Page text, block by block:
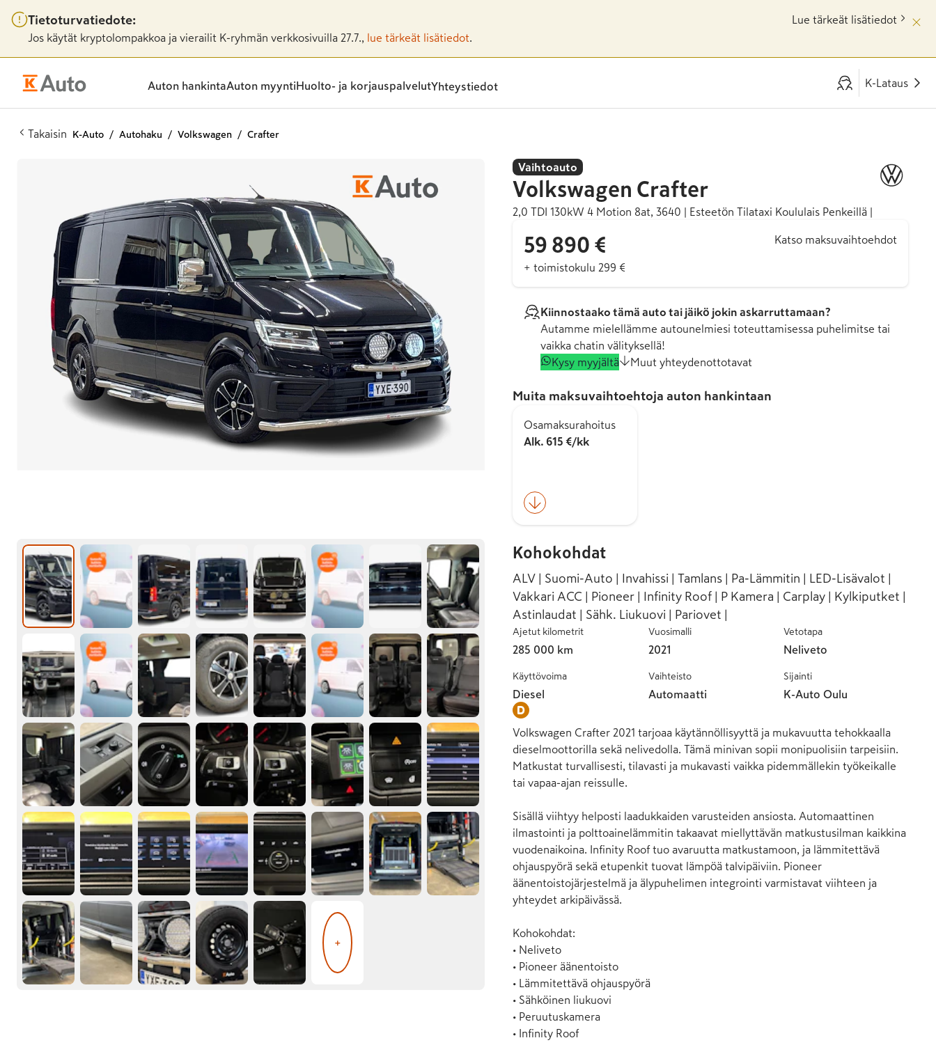
Tietoturvatiedote:
Jos käytät kryptolompakkoa ja vierailit K-ryhmän verkkosivuilla 27.7., lue tärkeät lisätiedot
Lue tärkeät lisätiedot
Auton hankintaAuton myynti Huolto- ja korjauspalvelutYhteystiedot K-Lataus
Takaisin K-Auto Autohaku Volkswagen Crafter
+
Vaihtoauto
Volkswagen Crafter
2,0 TDI 130kW 4 Motion 8at, 3640 | Esteetön Tilataxi Koululais Penkeillä |
59 890 €
+ toimistokulu 299 €
Katso maksuvaihtoehdot
Kiinnostaako tämä auto tai jäikö jokin askarruttamaan?
Autamme mielellämme autounelmiesi toteuttamisessa puhelimitse tai
vaikka chatin välityksellä!
Kysy myyjältä
Muut yhteydenottotavat
Muita maksuvaihtoehtoja auton hankintaan
Osamaksurahoitus
Alk. 615 €/kk
Kohokohdat
ALV | Suomi-Auto | Invahissi | Tamlans | Pa-Lämmitin | LED-Lisävalot |
Vakkari ACC | Pioneer | Infinity Roof | P Kamera | Carplay | Kylkiputket |
Astinlaudat | Sähk. Liukuovi | Pariovet |
Ajetut kilometrit
285 000 km
Vuosimalli
2021
Vetotapa
Neliveto
Käyttövoima
Diesel
Vaihteisto
Automaatti
Sijainti
K-Auto Oulu
Volkswagen Crafter 2021 tarjoaa käytännöllisyyttä ja mukavuutta tehokkaalla
dieselmoottorilla sekä nelivedolla. Tämä minivan sopii monipuolisiin tarpeisiin.
Matkustat turvallisesti, tilavasti ja mukavasti vaikka pidemmällekin työkeikalle
tai vapaa-ajan reissulle.
Sisällä viihtyy helposti laadukkaiden varusteiden ansiosta. Automaattinen
ilmastointi ja polttoainelämmitin takaavat miellyttävän matkustusilman kaikkina
vuodenaikoina. Infinity Roof tuo avaruutta matkustamoon, ja lämmitettävä
ohjauspyörä sekä etupenkit tuovat lämpöä talvipäiviin. Pioneer
äänentoistojärjestelmä ja älypuhelimen integrointi varmistavat viihteen ja
yhteydet arkipäivässä.
Kohokohdat:
• Neliveto
• Pioneer äänentoisto
• Lämmitettävä ohjauspyörä
• Sähköinen liukuovi
• Peruutuskamera
• Infinity Roof